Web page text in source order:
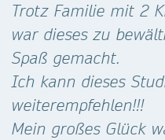
Trotz Familie mit 2
war dieses zu
Spaß gemacht.
Ich kann dieses
weiterempfehlen!!!
Mein großes Glück